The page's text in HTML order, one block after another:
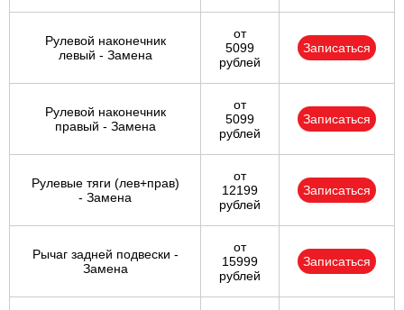
Рулевой наконечник
левый - Замена
от
5099
рублей
Записаться
Рулевой наконечник
правый - Замена
от
5099
рублей
Записаться
Рулевые тяги (лев+прав)
- Замена
от
12199
рублей
Записаться
Рычаг задней подвески -
Замена
от
15999
рублей
Записаться